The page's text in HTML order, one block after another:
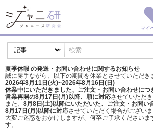
マイ
夏季休暇 の発送・お問い合わせに関するお知らせ
誠に勝手ながら、以下の期間を休業とさせていただき
2026年8月11日(火)~2026年8月16日(日)
休業中にいただきました、ご注文・お問い合わせにつ
営業再開の8月17日(月)以降、順に対応させていただき
また、 8月8日(土)以降にいただいた、ご注文・ お問い
8月17日(月)以降に対応させていただく場合がございま
大変ご迷惑をおかけしますが、 何卒ご了承くださいま
す。